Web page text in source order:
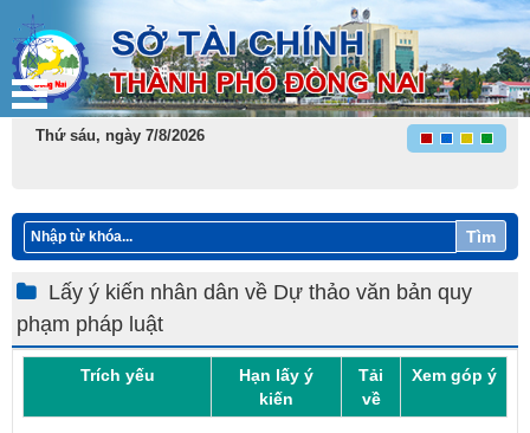
Thứ sáu, ngày 7/8/2026
Tìm
Lấy ý kiến nhân dân về Dự thảo văn bản quy
phạm pháp luật
Trích yếu
Hạn lấy ý
kiến
Tải
về
Xem góp ý